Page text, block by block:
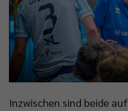
Inzwischen sind beide